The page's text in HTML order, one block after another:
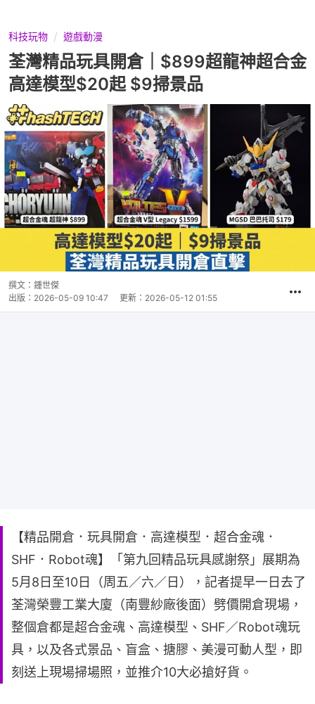
科技玩物 遊戲動漫
荃灣精品玩具開倉｜$899超龍神超合金
高達模型$20起 $9掃景品
撰文： 鍾世傑
出版： 2026-05-09 10:47 更新： 2026-05-12 01:55
【精品開倉．玩具開倉．高達模型．超合金魂．
SHF．Robot魂】「第九回精品玩具感謝祭」展期為
5月8日至10日（周五／六／日），記者提早一日去了
荃灣榮豐工業大廈（南豐紗廠後面）劈價開倉現場，
整個倉都是超合金魂、高達模型、SHF／Robot魂玩
具，以及各式景品、盲盒、搪膠、美漫可動人型，即
刻送上現場掃場照，並推介10大必搶好貨。